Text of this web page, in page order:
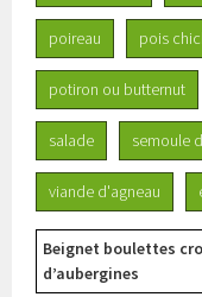
poireau pois
potiron ou butternut
salade semoule
viande d'agneau
Beignet boulettes
d’aubergines